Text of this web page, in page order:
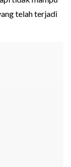
telah terjadi